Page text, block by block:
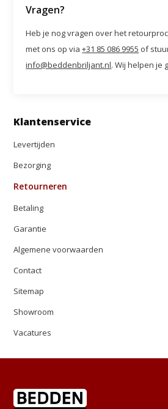
Klantenservice
Levertijden
Bezorging
Retourneren
Betaling
Garantie
Algemene voorwaarden
Contact
Sitemap
Showroom
Vacatures
Vragen?
Heb je nog vragen over het
met ons op via+31 85 086 9955 of
info@beddenbriljant.nl. Wij helpen je